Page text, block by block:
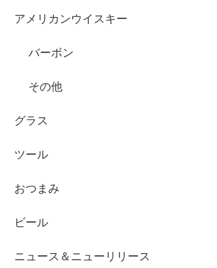
アメリカンウイスキー
バーボン
その他
グラス
ツール
おつまみ
ビール
ニュース＆ニューリリース